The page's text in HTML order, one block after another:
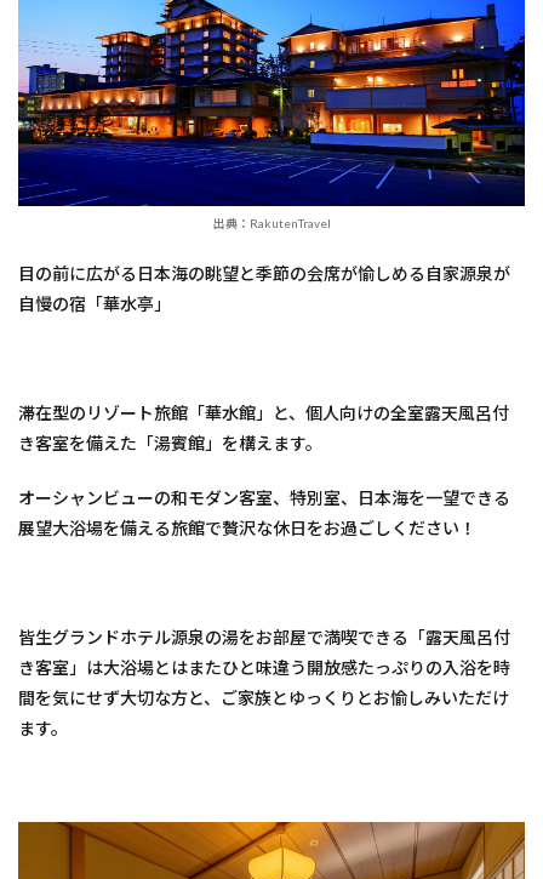
出典：RakutenTravel
目の前に広がる日本海の眺望と季節の会席が愉しめる自家源泉が
自慢の宿「華水亭」
滞在型のリゾート旅館「華水館」と、個人向けの全室露天風呂付
き客室を備えた「湯賓館」を構えます。
オーシャンビューの和モダン客室、特別室、日本海を一望できる
展望大浴場を備える旅館で贅沢な休日をお過ごしください！
皆生グランドホテル源泉の湯をお部屋で満喫できる「露天風呂付
き客室」は大浴場とはまたひと味違う開放感たっぷりの入浴を時
間を気にせず大切な方と、ご家族とゆっくりとお愉しみいただけ
ます。